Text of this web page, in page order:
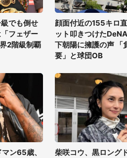
でも倒せ
フェザー
2階級制覇
顔面付近の155キロ
ット叩きつけた
下朝陽に擁護の声 「
要」と球団OB
ン65歳、
柴咲コウ、黒ロング